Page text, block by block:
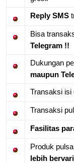
Reply SMS
Bisa
Telegram !!
Dukungan
maupun
Transaksi isi
Transaksi
Fasilitas
Produk
lebih